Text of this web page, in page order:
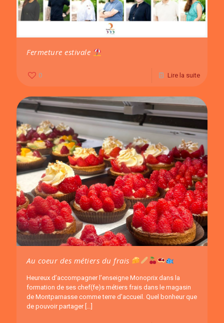
Fermeture estivale
0 Lire la suite
Au coeur des métiers du frais
Heureux d’accompagner l’enseigne Monoprix dans la
formation de ses chef(fe)s métiers frais dans le magasin
de Montparnasse comme terre d’accueil. Quel bonheur que
de pouvoir partager[…]